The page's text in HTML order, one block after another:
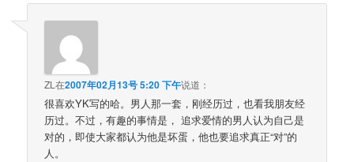
ZL在2007年02月13号 5:20 下午说道：
很喜欢YK写的哈。男人那一套，刚经历过，也看我朋友经
历过。不过，有趣的事情是， 追求爱情的男人认为自己是
对的，即使大家都认为他是坏蛋，他也要追求真正“对”的
人。